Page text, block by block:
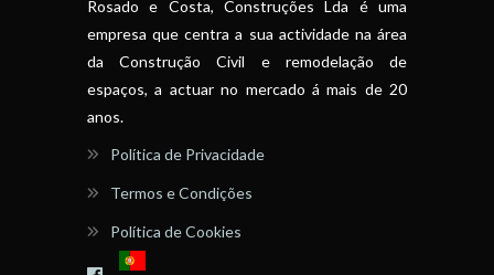
Rosado e Costa, Construções Lda é uma
empresa que centra a sua actividade na área
da Construção Civil e remodelação de
espaços, a actuar no mercado á mais de 20
anos.
Política de Privacidade
Termos e Condições
Política de Cookies